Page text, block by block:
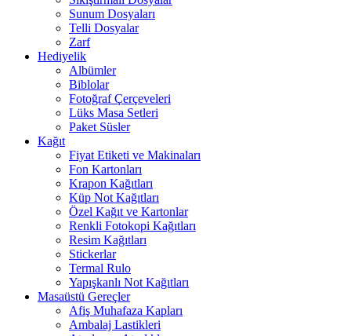
Sunum Dosyaları
Telli Dosyalar
Zarf
Hediyelik
Albümler
Biblolar
Fotoğraf Çerçeveleri
Lüks Masa Setleri
Paket Süsler
Kağıt
Fiyat Etiketi ve Makinaları
Fon Kartonları
Krapon Kağıtları
Küp Not Kağıtları
Özel Kağıt ve Kartonlar
Renkli Fotokopi Kağıtları
Resim Kağıtları
Stickerlar
Termal Rulo
Yapışkanlı Not Kağıtları
Masaüstü Gereçler
Afiş Muhafaza Kapları
Ambalaj Lastikleri